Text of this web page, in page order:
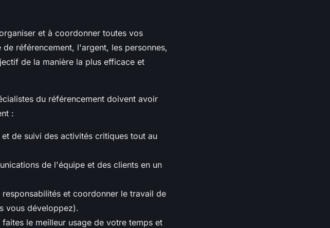
et à coordonner toutes vos
référencement, l'argent, les personnes,
de la manière la plus efficace et
du référencement doivent avoir
:
de suivi des activités critiques tout au
de l'équipe et des clients en un
et coordonner le travail de
vous développez).
le meilleur usage de votre temps et